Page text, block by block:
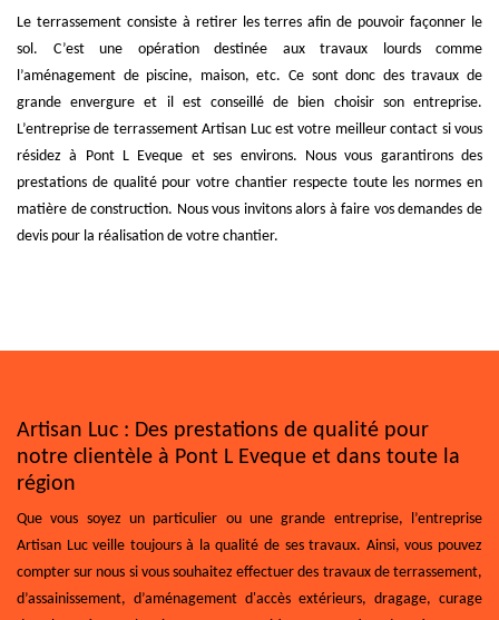
Le terrassement consiste à retirer les terres afin de pouvoir façonner le
sol. C’est une opération destinée aux travaux lourds comme
l’aménagement de piscine, maison, etc. Ce sont donc des travaux de
grande envergure et il est conseillé de bien choisir son entreprise.
L’entreprise de terrassement Artisan Luc est votre meilleur contact si vous
résidez à Pont L Eveque et ses environs. Nous vous garantirons des
prestations de qualité pour votre chantier respecte toute les normes en
matière de construction. Nous vous invitons alors à faire vos demandes de
devis pour la réalisation de votre chantier.
Artisan Luc : Des prestations de qualité pour
notre clientèle à Pont L Eveque et dans toute la
région
Que vous soyez un particulier ou une grande entreprise, l’entreprise
Artisan Luc veille toujours à la qualité de ses travaux. Ainsi, vous pouvez
compter sur nous si vous souhaitez effectuer des travaux de terrassement,
d’assainissement, d’aménagement d'accès extérieurs, dragage, curage